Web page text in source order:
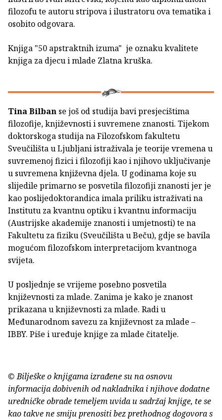
filozofu te autoru stripova i ilustratoru ova tematika i
osobito odgovara.
Knjiga "50 apstraktnih izuma" je oznaku kvalitete
knjiga za djecu i mlade Zlatna kruška.
Tina Bilban se još od studija bavi presjecištima
filozofije, književnosti i suvremene znanosti. Tijekom
doktorskoga studija na Filozofskom fakultetu
Sveučilišta u Ljubljani istraživala je teorije vremena u
suvremenoj fizici i filozofiji kao i njihovo uključivanje
u suvremena književna djela. U godinama koje su
slijedile primarno se posvetila filozofiji znanosti jer je
kao poslijedoktorandica imala priliku istraživati na
Institutu za kvantnu optiku i kvantnu informaciju
(Austrijske akademije znanosti i umjetnosti) te na
Fakultetu za fiziku (Sveučilišta u Beču), gdje se bavila
mogućom filozofskom interpretacijom kvantnoga
svijeta.
U posljednje se vrijeme posebno posvetila
književnosti za mlade. Zanima je kako je znanost
prikazana u književnosti za mlade. Radi u
Međunarodnom savezu za književnost za mlade –
IBBY. Piše i uređuje knjige za mlade čitatelje.
© Bilješke o knjigama izrađene su na osnovu
informacija dobivenih od nakladnika i njihove dodatne
uredničke obrade temeljem uvida u sadržaj knjige, te se
kao takve ne smiju prenositi bez prethodnog dogovora s